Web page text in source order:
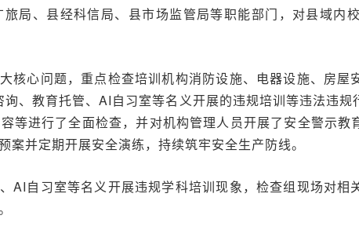
局、县经科信局、县市场监管局等职能部门，对县域内
核心问题，重点检查培训机构消防设施、电器设施、房
询、教育托管、AI自习室等名义开展的违规培训等违法违
等进行了全面检查，并对机构管理人员开展了安全警示
并定期开展安全演练，持续筑牢安全生产防线。
AI自习室等名义开展违规学科培训现象，检查组现场对